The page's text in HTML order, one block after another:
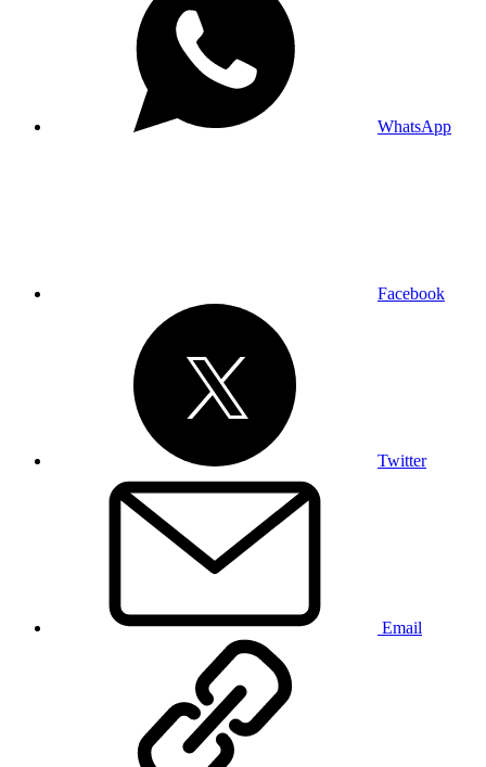
WhatsApp
Facebook
Twitter
Email